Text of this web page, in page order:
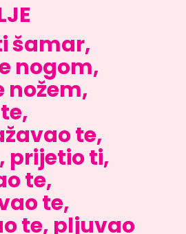
šamar,
nogom,
nožem,
te,
prijetio ti,
te,
te,
te, pljuvao